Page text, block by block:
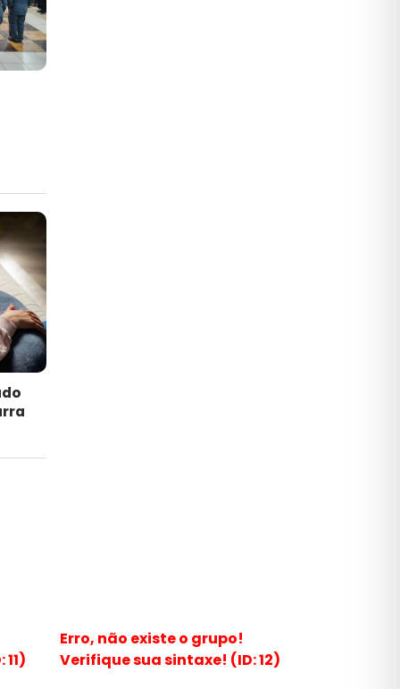
Erro, não existe o grupo!
Verifique sua sintaxe! (ID: 12)